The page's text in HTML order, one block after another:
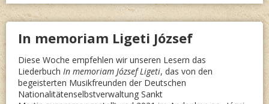
In memoriam Ligeti József
Diese Woche empfehlen wir unseren Lesern das
Liederbuch In memoriam József Ligeti, das von den
begeisterten Musikfreunden der Deutschen
Nationalitätenselbstverwaltung Sankt